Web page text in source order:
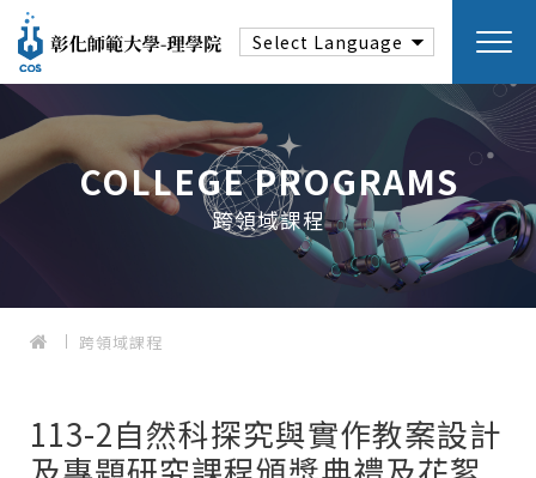
COLLEGE PROGRAMS
跨領域課程
跨領域課程
113-2自然科探究與實作教案設計